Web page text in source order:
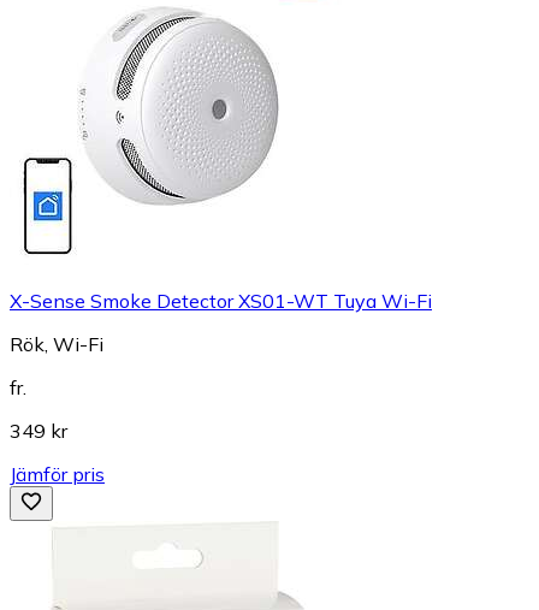
X-Sense Smoke Detector XS01-WT Tuya Wi-Fi
Rök, Wi-Fi
fr.
349 kr
Jämför pris